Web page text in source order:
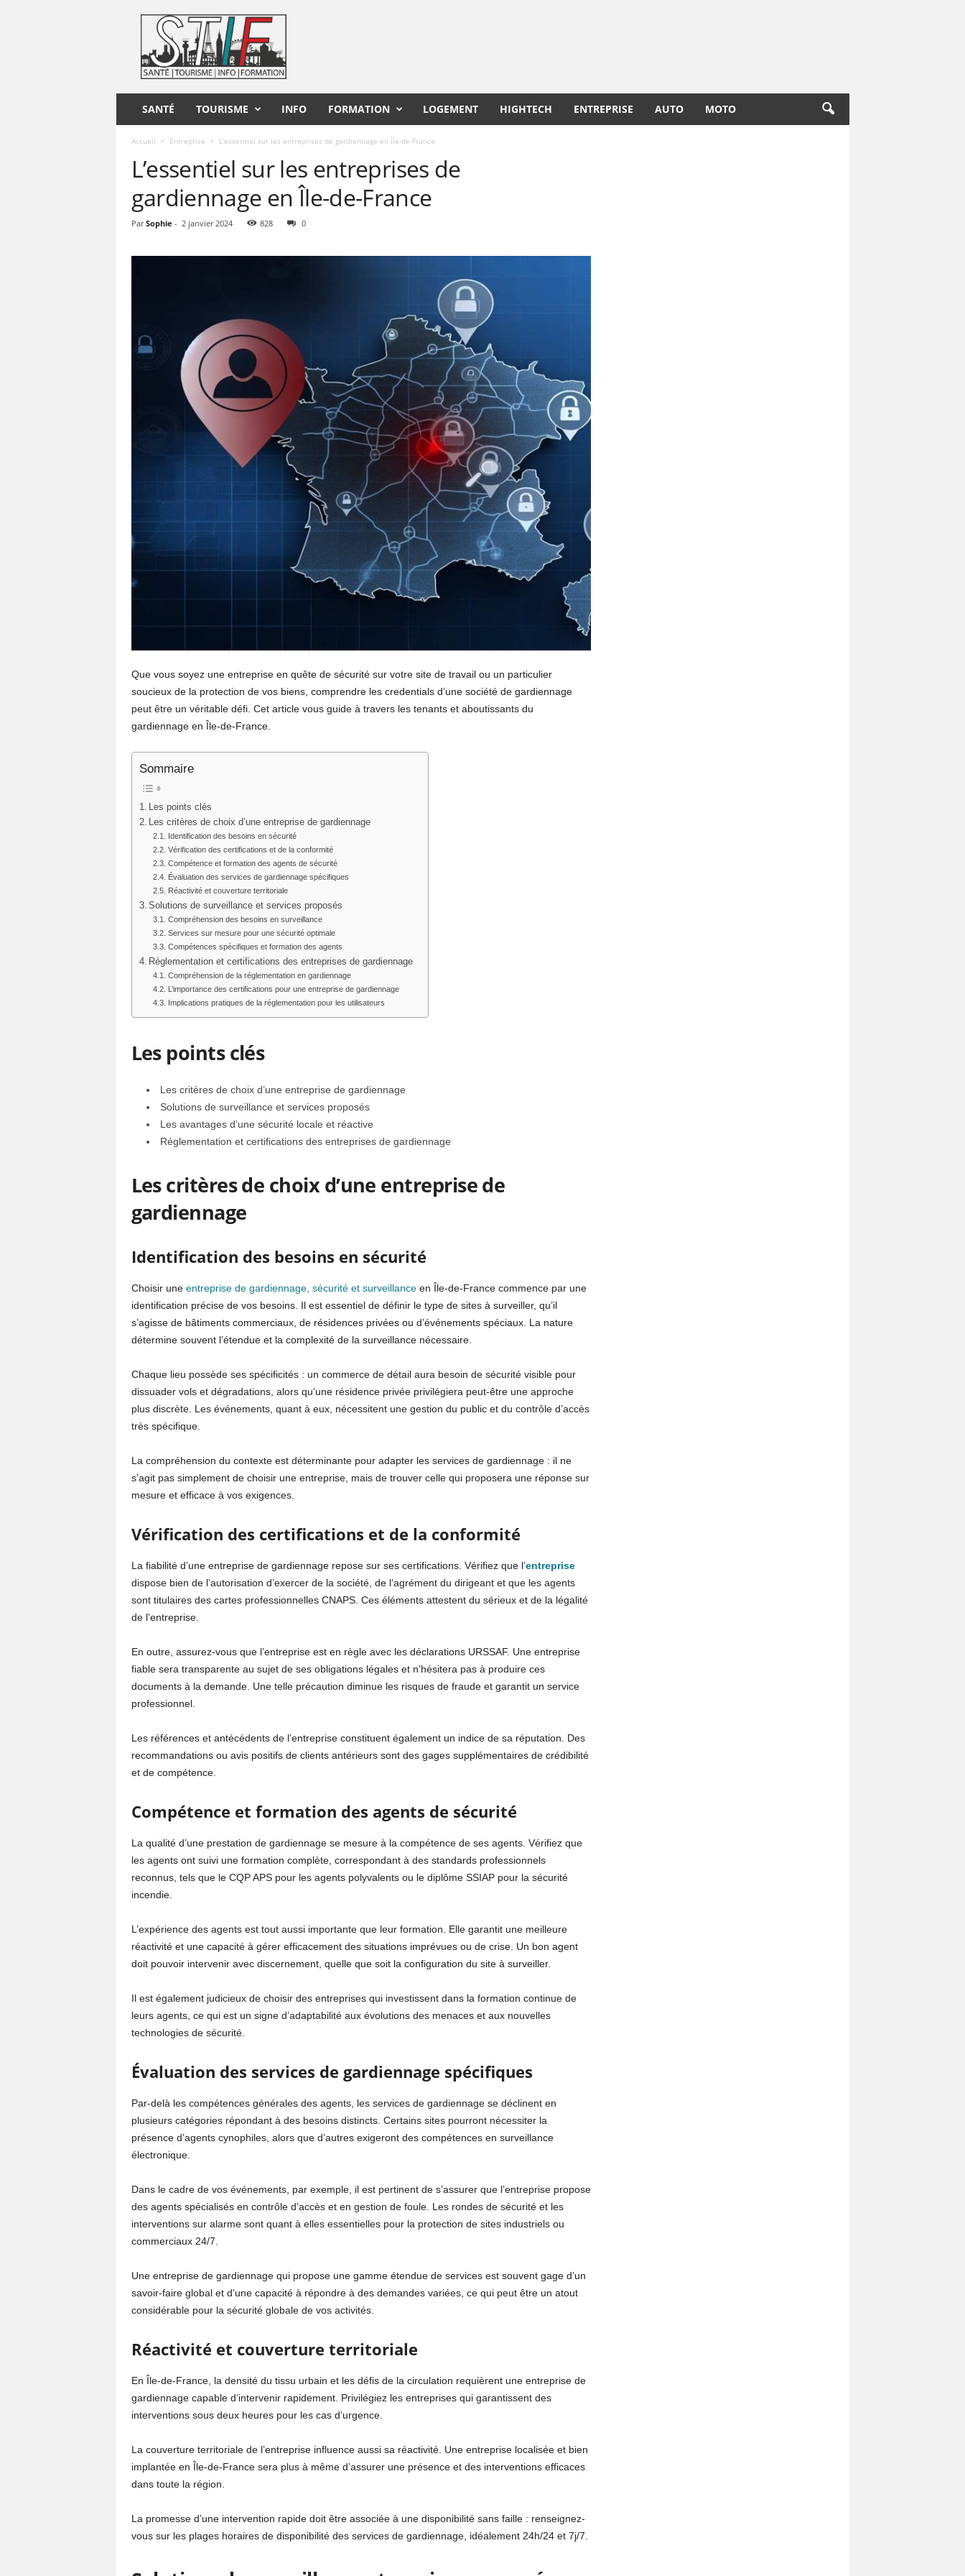
SANTÉ TOURISME INFO FORMATION LOGEMENT HIGHTECH ENTREPRISE AUTO MOTO
Accueil Entreprise L’essentiel sur les entreprises de gardiennage en Île-de-France
L’essentiel sur les entreprises de
gardiennage en Île-de-France
Par Sophie - 2 janvier 2024 828 0
Que vous soyez une entreprise en quête de sécurité sur votre site de travail ou un particulier
soucieux de la protection de vos biens, comprendre les credentials d’une société de gardiennage
peut être un véritable défi. Cet article vous guide à travers les tenants et aboutissants du
gardiennage en Île-de-France.
Sommaire
Les points clés
Les critères de choix d’une entreprise de gardiennage
Identification des besoins en sécurité
Vérification des certifications et de la conformité
Compétence et formation des agents de sécurité
Évaluation des services de gardiennage spécifiques
Réactivité et couverture territoriale
Solutions de surveillance et services proposés
Compréhension des besoins en surveillance
Services sur mesure pour une sécurité optimale
Compétences spécifiques et formation des agents
Réglementation et certifications des entreprises de gardiennage
Compréhension de la réglementation en gardiennage
L’importance des certifications pour une entreprise de gardiennage
Implications pratiques de la réglementation pour les utilisateurs
Les points clés
Les critères de choix d’une entreprise de gardiennage
Solutions de surveillance et services proposés
Les avantages d’une sécurité locale et réactive
Réglementation et certifications des entreprises de gardiennage
Les critères de choix d’une entreprise de
gardiennage
Identification des besoins en sécurité
Choisir une entreprise de gardiennage, sécurité et surveillanceen Île-de-France commence par une
identification précise de vos besoins. Il est essentiel de définir le type de sites à surveiller, qu’il
s’agisse de bâtiments commerciaux, de résidences privées ou d’événements spéciaux. La nature
détermine souvent l’étendue et la complexité de la surveillance nécessaire.
Chaque lieu possède ses spécificités : un commerce de détail aura besoin de sécurité visible pour
dissuader vols et dégradations, alors qu’une résidence privée privilégiera peut-être une approche
plus discrète. Les événements, quant à eux, nécessitent une gestion du public et du contrôle d’accès
très spécifique.
La compréhension du contexte est déterminante pour adapter les services de gardiennage : il ne
s’agit pas simplement de choisir une entreprise, mais de trouver celle qui proposera une réponse sur
mesure et efficace à vos exigences.
Vérification des certifications et de la conformité
La fiabilité d’une entreprise de gardiennage repose sur ses certifications. Vérifiez que l’entreprise
dispose bien de l’autorisation d’exercer de la société, de l’agrément du dirigeant et que les agents
sont titulaires des cartes professionnelles CNAPS. Ces éléments attestent du sérieux et de la légalité
de l’entreprise.
En outre, assurez-vous que l’entreprise est en règle avec les déclarations URSSAF. Une entreprise
fiable sera transparente au sujet de ses obligations légales et n’hésitera pas à produire ces
documents à la demande. Une telle précaution diminue les risques de fraude et garantit un service
professionnel.
Les références et antécédents de l’entreprise constituent également un indice de sa réputation. Des
recommandations ou avis positifs de clients antérieurs sont des gages supplémentaires de crédibilité
et de compétence.
Compétence et formation des agents de sécurité
La qualité d’une prestation de gardiennage se mesure à la compétence de ses agents. Vérifiez que
les agents ont suivi une formation complète, correspondant à des standards professionnels
reconnus, tels que le CQP APS pour les agents polyvalents ou le diplôme SSIAP pour la sécurité
incendie.
L’expérience des agents est tout aussi importante que leur formation. Elle garantit une meilleure
réactivité et une capacité à gérer efficacement des situations imprévues ou de crise. Un bon agent
doit pouvoir intervenir avec discernement, quelle que soit la configuration du site à surveiller.
Il est également judicieux de choisir des entreprises qui investissent dans la formation continue de
leurs agents, ce qui est un signe d’adaptabilité aux évolutions des menaces et aux nouvelles
technologies de sécurité.
Évaluation des services de gardiennage spécifiques
Par-delà les compétences générales des agents, les services de gardiennage se déclinent en
plusieurs catégories répondant à des besoins distincts. Certains sites pourront nécessiter la
présence d’agents cynophiles, alors que d’autres exigeront des compétences en surveillance
électronique.
Dans le cadre de vos événements, par exemple, il est pertinent de s’assurer que l’entreprise propose
des agents spécialisés en contrôle d’accès et en gestion de foule. Les rondes de sécurité et les
interventions sur alarme sont quant à elles essentielles pour la protection de sites industriels ou
commerciaux 24/7.
Une entreprise de gardiennage qui propose une gamme étendue de services est souvent gage d’un
savoir-faire global et d’une capacité à répondre à des demandes variées, ce qui peut être un atout
considérable pour la sécurité globale de vos activités.
Réactivité et couverture territoriale
En Île-de-France, la densité du tissu urbain et les défis de la circulation requièrent une entreprise de
gardiennage capable d’intervenir rapidement. Privilégiez les entreprises qui garantissent des
interventions sous deux heures pour les cas d’urgence.
La couverture territoriale de l’entreprise influence aussi sa réactivité. Une entreprise localisée et bien
implantée en Île-de-France sera plus à même d’assurer une présence et des interventions efficaces
dans toute la région.
La promesse d’une intervention rapide doit être associée à une disponibilité sans faille : renseignez-
vous sur les plages horaires de disponibilité des services de gardiennage, idéalement 24h/24 et 7j/7.